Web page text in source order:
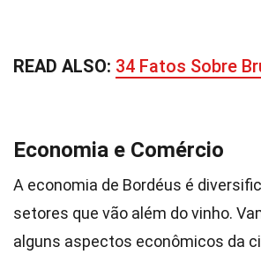
READ ALSO: 34 Fatos Sobre
Economia e Comércio
A economia de Bordéus é
setores que vão além do vinho.
alguns aspectos econômicos da